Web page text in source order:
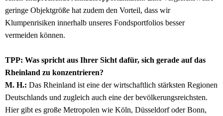
geringe Objektgröße hat zudem den Vorteil, dass wir
Klumpenrisiken innerhalb unseres Fondsportfolios besser
vermeiden können.
TPP: Was spricht aus Ihrer Sicht dafür, sich gerade auf das
Rheinland zu konzentrieren?
M. H.: Das Rheinland ist eine der wirtschaftlich stärksten Regionen
Deutschlands und zugleich auch eine der bevölkerungsreichsten.
Hier gibt es große Metropolen wie Köln, Düsseldorf oder Bonn,